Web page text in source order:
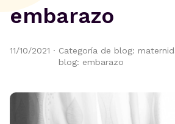
embarazo
11/10/2021 · Categoría de blog:
blog: embarazo